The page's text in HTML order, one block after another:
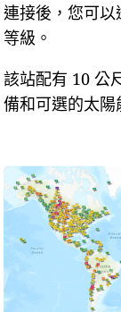
連接後，您可
等級。
該站配有 10 公
備和可選的太陽